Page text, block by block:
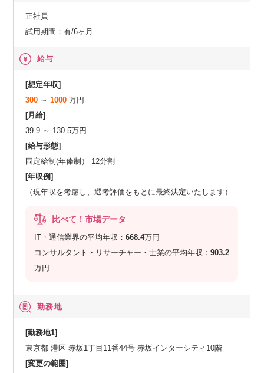
正社員
試用期間：有/6ヶ月
給与
[想定年収]
300 ～1000 万円
[月給]
39.9 ～ 130.5万円
[給与形態]
固定給制(年俸制） 12分割
[年収例]
（現年収を考慮し、選考評価をもとに最終決定いたします）
比べて！市場データ
IT・通信業界の平均年収：668.4万円
コンサルタント・リサーチャー・士業の平均年収：903.2
万円
勤務地
[勤務地1]
東京都 港区 赤坂1丁目11番44号 赤坂インターシティ10階
[変更の範囲]